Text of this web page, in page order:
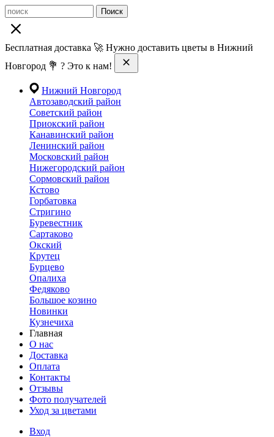
Поиск
Бесплатная доставка 🚀 Нужно доставить цветы в Нижний
Новгород 💐 ? Это к нам!
Нижний Новгород
Автозаводский район
Советский район
Приокский район
Канавинский район
Ленинский район
Московский район
Нижегородский район
Сормовский район
Кстово
Горбатовка
Стригино
Буревестник
Сартаково
Окский
Крутец
Бурцево
Опалиха
Федяково
Большое козино
Новинки
Кузнечиха
Главная
О нас
Доставка
Оплата
Контакты
Отзывы
Фото получателей
Уход за цветами
Вход